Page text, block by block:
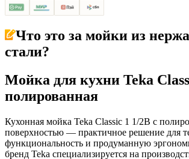
Что это за мойки из
стали?
Мойка для кухни Teka
полированная
Кухонная мойка Teka Classic 1 1/2B с
поверхностью — практичное решение для
функциональность и продуманную
бренд Teka специализируется на